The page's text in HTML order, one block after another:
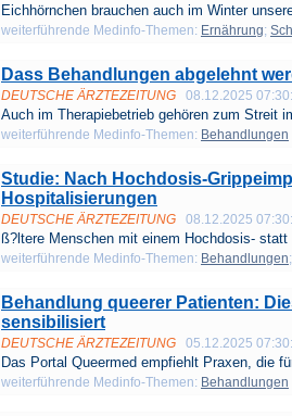
Eichhörnchen brauchen auch im Winter
weiterführende Medinfo-Themen: Ernährung;
Dass Behandlungen abgelehnt
DEUTSCHE ÄRZTEZEITUNG 08.12.2025
Auch im Therapiebetrieb gehören zum Streit
weiterführende Medinfo-Themen: Behandlungen
Studie: Nach Hochdosis-
Hospitalisierungen
DEUTSCHE ÄRZTEZEITUNG 08.12.2025
ß?ltere Menschen mit einem Hochdosis- statt
weiterführende Medinfo-Themen: Behandlungen
Behandlung queerer Patienten:
sensibilisiert
DEUTSCHE ÄRZTEZEITUNG 05.12.2025
Das Portal Queermed empfiehlt Praxen, die
weiterführende Medinfo-Themen: Behandlungen